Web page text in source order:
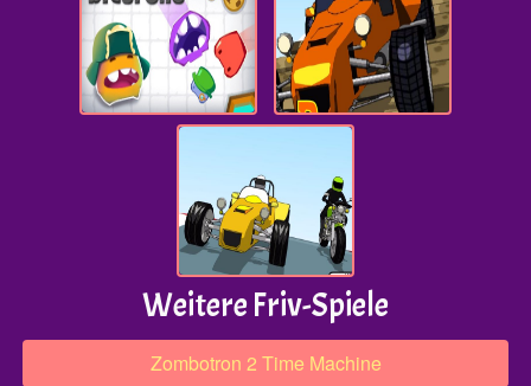
Weitere Friv-Spiele
Zombotron 2 Time Machine